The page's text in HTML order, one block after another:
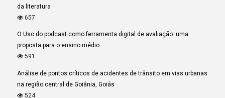
da literatura
657
O Uso do podcast como ferramenta digital de avaliação: uma
proposta para o ensino médio.
591
Análise de pontos críticos de acidentes de trânsito em vias urbanas
na região central de Goiânia, Goiás
524